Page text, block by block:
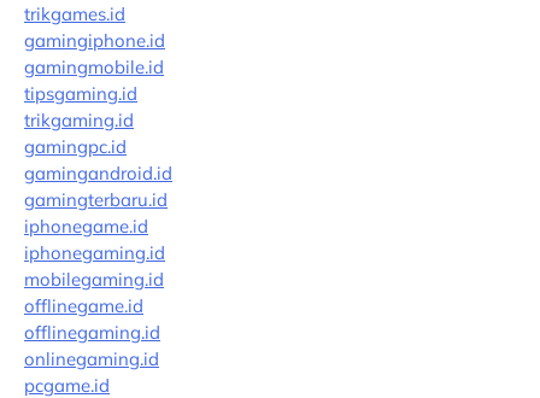
trikgames.id
gamingiphone.id
gamingmobile.id
tipsgaming.id
trikgaming.id
gamingpc.id
gamingandroid.id
gamingterbaru.id
iphonegame.id
iphonegaming.id
mobilegaming.id
offlinegame.id
offlinegaming.id
onlinegaming.id
pcgame.id